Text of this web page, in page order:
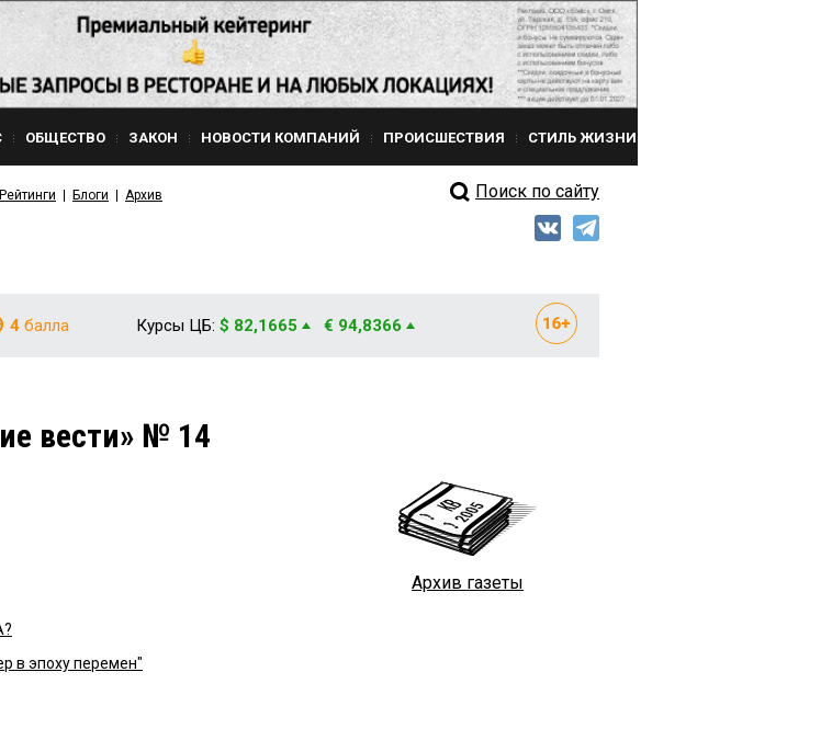
ОБЩЕСТВО ЗАКОН НОВОСТИ КОМПАНИЙ ПРОИСШЕСТВИЯ СТИЛЬ ЖИЗНИ
Рейтинги Блоги Архив Поиск по сайту
4 балла Курсы ЦБ: $ 82,1665 € 94,8366
вести» № 14
в эпоху перемен"
Архив газеты